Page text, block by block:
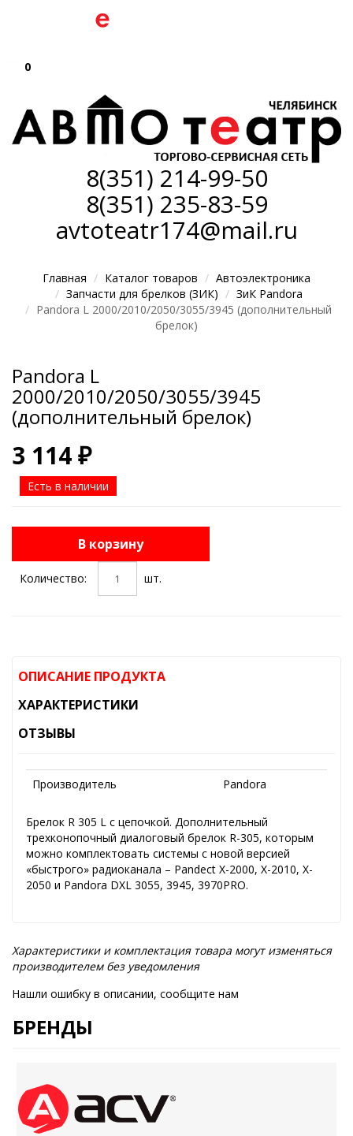
0
8(351) 214-99-50
8(351) 235-83-59
avtoteatr174@mail.ru
Главная Каталог товаров
Автоэлектроника
Запчасти для брелков (ЗИК)
ЗиК Pandora
Pandora L 2000/2010/2050/3055/3945 (дополнительный
брелок)
Pandora L
2000/2010/2050/3055/3945
(дополнительный брелок)
3 114 ₽
Есть в наличии
В корзину
Количество: шт.
ОПИСАНИЕ ПРОДУКТА
ХАРАКТЕРИСТИКИ
ОТЗЫВЫ
Производитель Pandora
Брелок R 305 L с цепочкой. Дополнительный
трехконопочный диалоговый брелок R-305, которым
можно комплектовать системы с новой версией
«быстрого» радиоканала – Pandect X-2000, X-2010, X-
2050 и Pandora DXL 3055, 3945, 3970PRO.
Характеристики и комплектация товара могут изменяться
производителем без уведомления
Нашли ошибку в описании, сообщите нам
БРЕНДЫ